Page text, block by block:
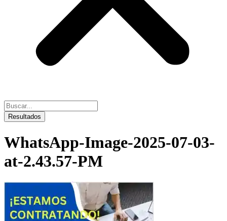
Search
...Resultados
WhatsApp-Image-2025-07-03-
at-2.43.57-PM